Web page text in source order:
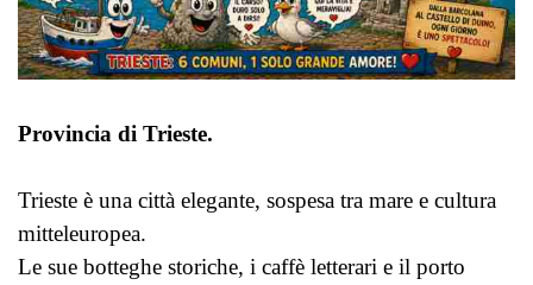
Provincia di Trieste.
Trieste è una città elegante, sospesa tra mare e cultura
mitteleuropea.
Le sue botteghe storiche, i caffè letterari e il porto